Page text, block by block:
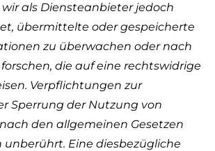
wir als Diensteanbieter jedoch
übermittelte oder gespeicherte
zu überwachen oder nach
die auf eine rechtswidrige
Verpflichtungen zur
Sperrung der Nutzung von
den allgemeinen Gesetzen
unberührt. Eine diesbezügliche